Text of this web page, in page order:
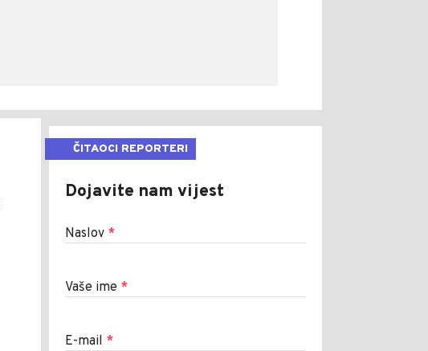
ČITAOCI REPORTERI
Dojavite nam vijest
Naslov *
Vaše ime *
E-mail *